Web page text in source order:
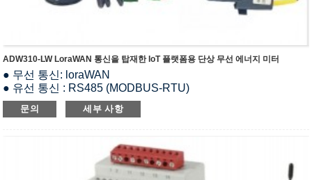
ADW310-LW LoraWAN 통신을 탑재한 IoT 플랫폼용 단상 무선 에너지 미터
● 무선 통신: loraWAN
● 유선 통신 : RS485 (MODBUS-RTU)
● 정격전압 : 220~264Vac LN
● 정격 전류 : 20(100)A AC (CT 페어 사용 시)
● I/O 기능(옵션): 1-way DI & 1-way DO
● 온도(옵션): 2-way 케이블 온도 측정
문의 세부 사항